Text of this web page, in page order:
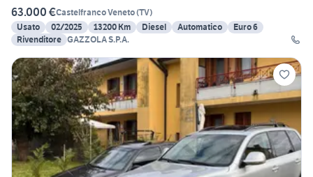
63.000 €Castelfranco Veneto(TV)
Usato
02/2025 13200 Km Diesel Automatico
Euro 6
Rivenditore GAZZOLA S.P.A.